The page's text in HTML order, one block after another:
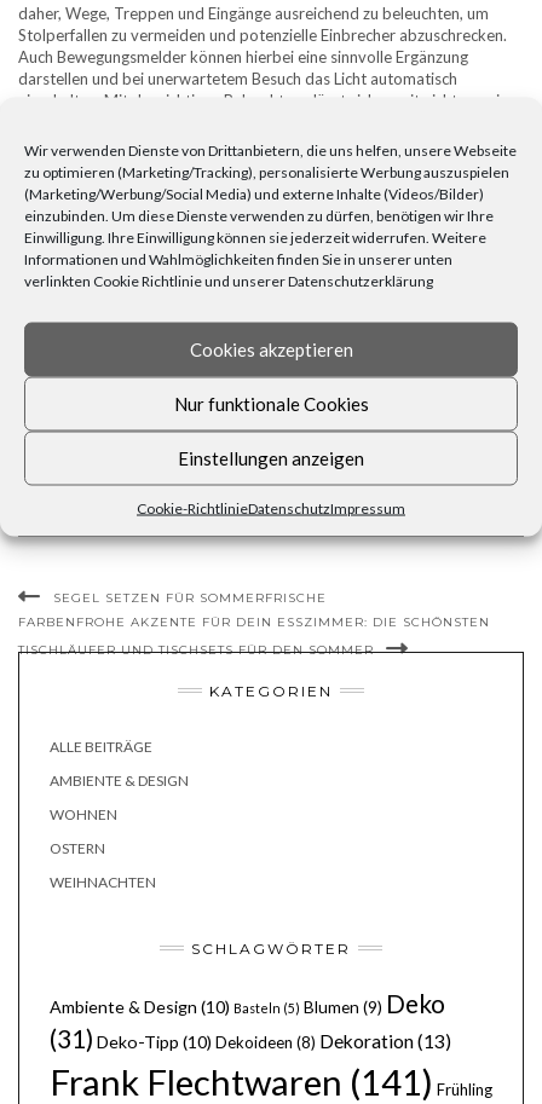
Wir verwenden Dienste von Drittanbietern, die uns helfen, unsere Webseite
zu optimieren (Marketing/Tracking), personalisierte Werbung auszuspielen
(Marketing/Werbung/Social Media) und externe Inhalte (Videos/Bilder)
einzubinden. Um diese Dienste verwenden zu dürfen, benötigen wir Ihre
Einwilligung. Ihre Einwilligung können sie jederzeit widerrufen. Weitere
Informationen und Wahlmöglichkeiten finden Sie in unserer unten
verlinkten Cookie Richtlinie und unserer Datenschutzerklärung
Cookies akzeptieren
Nur funktionale Cookies
Einstellungen anzeigen
Cookie-RichtlinieDatenschutzImpressum
daher, Wege, Treppen und Eingänge ausreichend zu beleuchten, um
Stolperfallen zu vermeiden und potenzielle Einbrecher abzuschrecken.
Auch Bewegungsmelder können hierbei eine sinnvolle Ergänzung
darstellen und bei unerwartetem Besuch das Licht automatisch
einschalten. Mit der richtigen Beleuchtung lässt sich somit nicht nur eine
Garten sorgen.
EINE FASZINIERENDE ATMOSPHÄRE
SCHAFFEN
Zusammenfassend kann man sagen, dass die richtige
Gartenbeleuchtung eine faszinierende Atmosphäre schaffen kann. Egal
ob warmes Licht für eine romantische Stimmung oder kühles Licht für
Besonders wichtig ist es jedoch, die Beleuchtung richtig zu platzieren
und zu dosieren, um ein angenehmes Ambiente zu erzeugen. Auch das
Zusammenspiel von Licht und Schatten sollte berücksichtigt werden. Mit
der richtigen Beleuchtung können Sie Ihren Garten in ein wunderschönes
Paradies verwandeln und romantische Abende mit Ihrem Partner oder
Freunden genießen. Lassen Sie Ihrer Kreativität freien Lauf und
experimentieren Sie mit verschiedenen Lichtquellen und -farben, um Ihre
ganz persönliche Gartenromantik zu kreieren.
SEGEL SETZEN FÜR SOMMERFRISCHE
FARBENFROHE AKZENTE FÜR DEIN ESSZIMMER: DIE SCHÖNSTEN
TISCHLÄUFER UND TISCHSETS FÜR DEN SOMMER
KATEGORIEN
ALLE BEITRÄGE
AMBIENTE & DESIGN
WOHNEN
OSTERN
WEIHNACHTEN
SCHLAGWÖRTER
Ambiente & Design (10) Basteln (5) Blumen (9) Deko
(31) Deko-Tipp (10) Dekoideen (8) Dekoration(13)
Frank Flechtwaren (141) Frühling